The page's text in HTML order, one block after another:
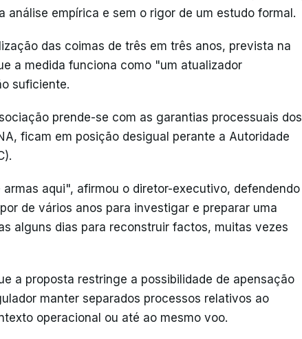
análise empírica e sem o rigor de um estudo formal.
das coimas de três em três anos, prevista na
a medida funciona como "um atualizador
suficiente.
prende-se com as garantias processuais dos
ficam em posição desigual perante a Autoridade
aqui", afirmou o diretor-executivo, defendendo
de vários anos para investigar e preparar uma
alguns dias para reconstruir factos, muitas vezes
a proposta restringe a possibilidade de apensação
manter separados processos relativos ao
operacional ou até ao mesmo voo.